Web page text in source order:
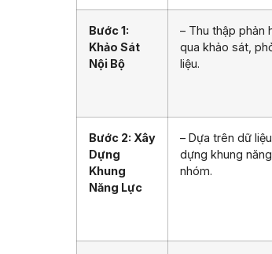
Bước 1:
Khảo Sát
Nội Bộ
– Thu thập phản
qua khảo sát,
liệu.
Bước 2: Xây
Dựng
Khung
Năng Lực
– Dựa trên dữ
dựng khung
nhóm.